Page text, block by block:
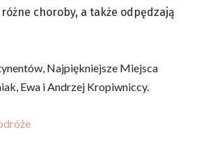
choroby, a także odpędzają
Najpiękniejsze Miejsca
Ewa i Andrzej Kropiwniccy.